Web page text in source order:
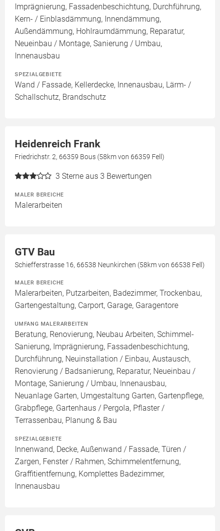
Imprägnierung, Fassadenbeschichtung, Durchführung,
Kern- / Einblasdämmung, Innendämmung,
Außendämmung, Hohlraumdämmung, Reparatur,
Neueinbau / Montage, Sanierung / Umbau,
Innenausbau
SPEZIALGEBIETE
Wand / Fassade, Kellerdecke, Innenausbau, Lärm- /
Schallschutz, Brandschutz
Heidenreich Frank
Friedrichstr. 2, 66359 Bous (58km von 66359 Fell)
3 Sterne aus 3 Bewertungen
MALER BEREICHE
Malerarbeiten
GTV Bau
Schiefferstrasse 16, 66538 Neunkirchen (58km von 66538 Fell)
MALER BEREICHE
Malerarbeiten, Putzarbeiten, Badezimmer, Trockenbau,
Gartengestaltung, Carport, Garage, Garagentore
UMFANG MALERARBEITEN
Beratung, Renovierung, Neubau Arbeiten, Schimmel-
Sanierung, Imprägnierung, Fassadenbeschichtung,
Durchführung, Neuinstallation / Einbau, Austausch,
Renovierung / Badsanierung, Reparatur, Neueinbau /
Montage, Sanierung / Umbau, Innenausbau,
Neuanlage Garten, Umgestaltung Garten, Gartenpflege,
Grabpflege, Gartenhaus / Pergola, Pflaster /
Terrassenbau, Planung & Bau
SPEZIALGEBIETE
Innenwand, Decke, Außenwand / Fassade, Türen /
Zargen, Fenster / Rahmen, Schimmelentfernung,
Graffitientfernung, Komplettes Badezimmer,
Innenausbau